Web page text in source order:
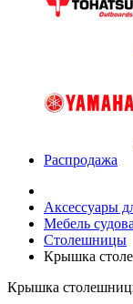
Распродажа
Аксессуары
Мебель
Столешницы
Крышка
Крышка